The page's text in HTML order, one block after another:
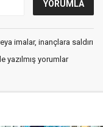
imalar, inançlara saldırı
yazılmış yorumlar